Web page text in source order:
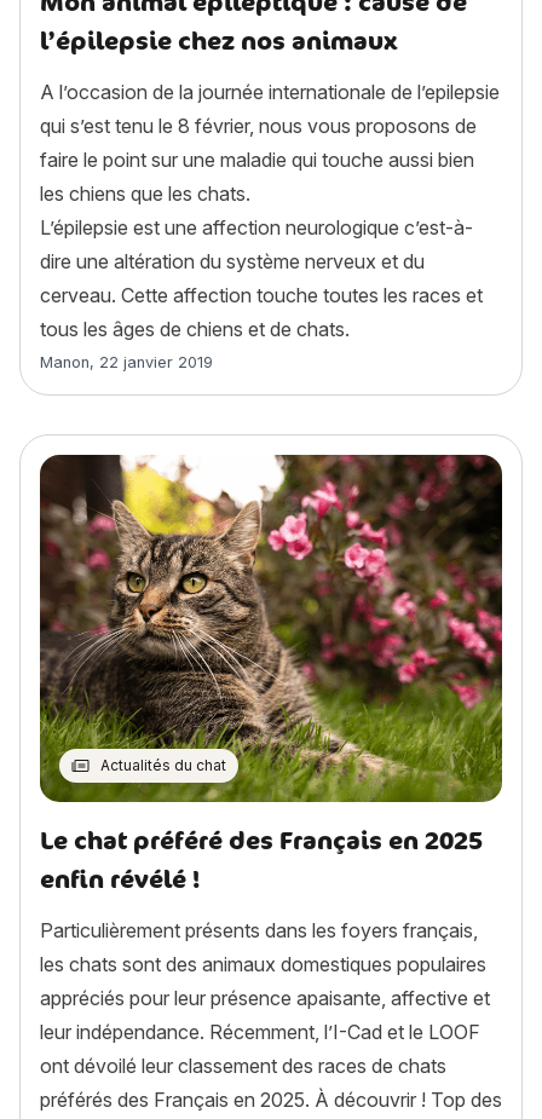
l’épilepsie chez nos animaux
A l’occasion de la journée internationale de l’epilepsie
qui s’est tenu le 8 février, nous vous proposons de
faire le point sur une maladie qui touche aussi bien
les chiens que les chats.
L’épilepsie est une affection neurologique c’est-à-
dire une altération du système nerveux et du
cerveau. Cette affection touche toutes les races et
tous les âges de chiens et de chats.
Article rédigé par
Manon, 22 janvier 2019
Actualités du chat
Le chat préféré des Français en 2025
enfin révélé !
Particulièrement présents dans les foyers français,
les chats sont des animaux domestiques populaires
appréciés pour leur présence apaisante, affective et
leur indépendance. Récemment, l’I-Cad et le LOOF
ont dévoilé leur classement des races de chats
préférés des Français en 2025. À découvrir ! Top des